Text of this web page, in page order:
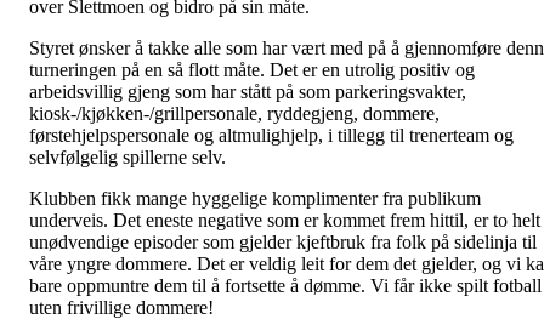
over Slettmoen og bidro på sin måte.
Styret ønsker å takke alle som har vært med på å gjennomføre
turneringen på en så flott måte. Det er en utrolig positiv og
arbeidsvillig gjeng som har stått på som parkeringsvakter,
kiosk-/kjøkken-/grillpersonale, ryddegjeng, dommere,
førstehjelpspersonale og altmulighjelp, i tillegg til trenerteam og
selvfølgelig spillerne selv.
Klubben fikk mange hyggelige komplimenter fra publikum
underveis. Det eneste negative som er kommet frem hittil, er to helt
unødvendige episoder som gjelder kjeftbruk fra folk på sidelinja til
våre yngre dommere. Det er veldig leit for dem det gjelder, og vi
bare oppmuntre dem til å fortsette å dømme. Vi får ikke spilt fotball
uten frivillige dommere!